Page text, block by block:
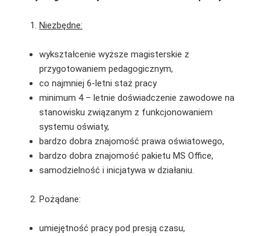
Niezbędne:
wykształcenie wyższe magisterskie z
przygotowaniem pedagogicznym,
co najmniej 6-letni staż pracy
minimum 4 – letnie doświadczenie zawodowe na
stanowisku związanym z funkcjonowaniem
systemu oświaty,
bardzo dobra znajomość prawa oświatowego,
bardzo dobra znajomość pakietu MS Office,
samodzielność i inicjatywa w działaniu.
Pożądane:
umiejętność pracy pod presją czasu,